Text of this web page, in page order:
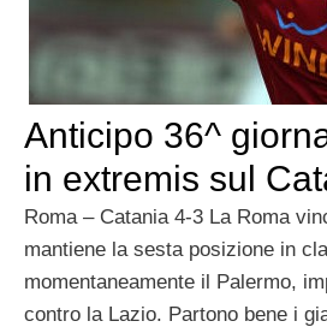
Anticipo 36^
in extremis sul
Roma – Catania 4-3 La Roma
mantiene la sesta posizione in
momentaneamente il Palermo,
contro la Lazio. Partono bene i